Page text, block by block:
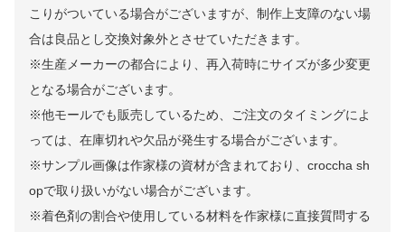
こりがついている場合がございますが、制作上支障のない場
合は良品とし交換対象外とさせていただきます。
※生産メーカーの都合により、再入荷時にサイズが多少変更
となる場合がございます。
※他モールでも販売しているため、ご注文のタイミングによ
っては、在庫切れや欠品が発生する場合がございます。
※サンプル画像は作家様の資材が含まれており、croccha sh
opで取り扱いがない場合がございます。
※着色剤の割合や使用している材料を作家様に直接質問する